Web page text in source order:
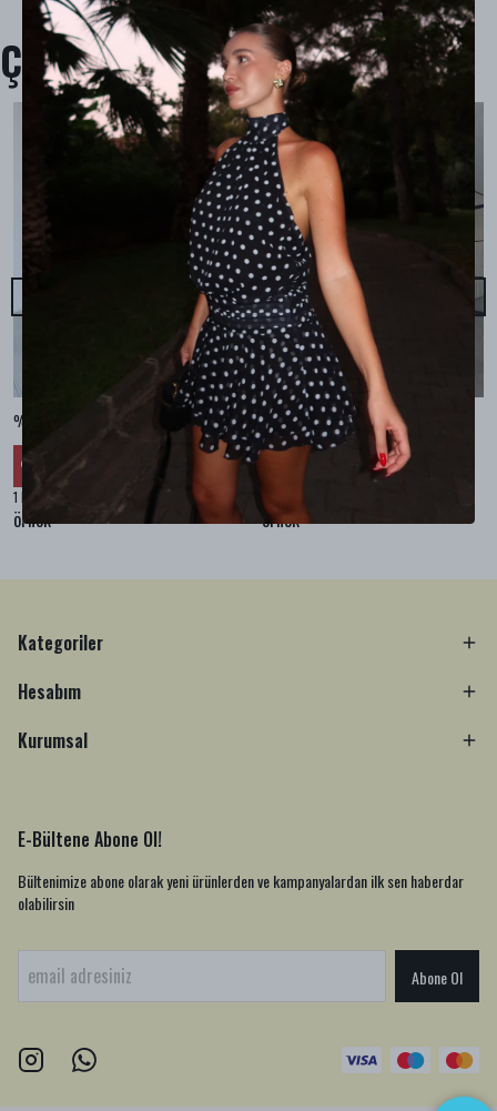
Çok Satanlar
%100 KETEN CEPLİ ŞALVAR PANTOLON - Bej
% ₺ 1,609.99
1 Renk 4 Beden
örnek
%100 KETEN SALAŞ GÖMLEK - Bej
₺ 2,099.99
₺ 1,469.99
örnek
Kategoriler
Hesabım
Kurumsal
E-Bültene Abone Ol!
Bültenimize abone olarak yeni ürünlerden ve kampanyalardan ilk sen haberdar
olabilirsin
Abone Ol